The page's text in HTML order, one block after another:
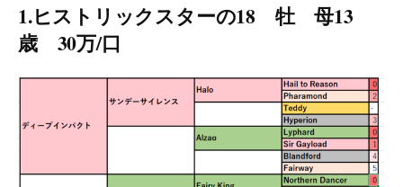
1.ヒストリックスターの18 牡 母13
歳 30万/口